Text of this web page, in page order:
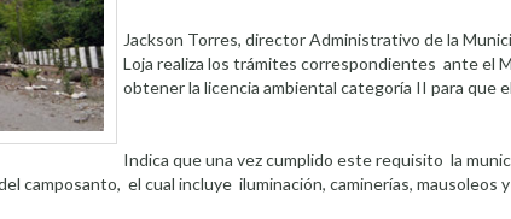
Jackson Torres, director Administrativo de la
Loja realiza los trámites correspondientes ante el
obtener la licencia ambiental categoría II para que
Indica que una vez cumplido este requisito la
camposanto, el cual incluye iluminación, caminerías, mausoleos